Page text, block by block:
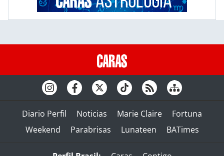
Diario Perfil Noticias Marie Claire
Fortuna
Weekend
Parabrisas Lunateen BATimes